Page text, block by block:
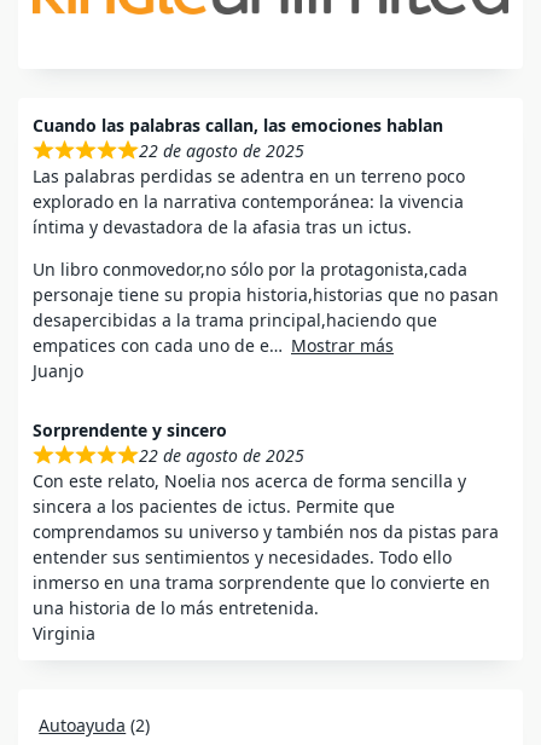
Cuando las palabras callan, las emociones hablan
22 de agosto de 2025
Las palabras perdidas se adentra en un terreno poco
explorado en la narrativa contemporánea: la vivencia
íntima y devastadora de la afasia tras un ictus.
Un libro conmovedor,no sólo por la protagonista,cada
personaje tiene su propia historia,historias que no pasan
desapercibidas a la trama principal,haciendo que
empatices con cada uno de e
Mostrar más
Juanjo
Sorprendente y sincero
22 de agosto de 2025
Con este relato, Noelia nos acerca de forma sencilla y
sincera a los pacientes de ictus. Permite que
comprendamos su universo y también nos da pistas para
entender sus sentimientos y necesidades. Todo ello
inmerso en una trama sorprendente que lo convierte en
una historia de lo más entretenida.
Virginia
Autoayuda (2)